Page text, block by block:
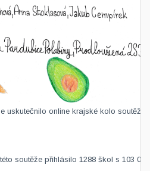
uskutečnilo online krajské kolo soutěže
soutěže přihlásilo 1288 škol s 103 072